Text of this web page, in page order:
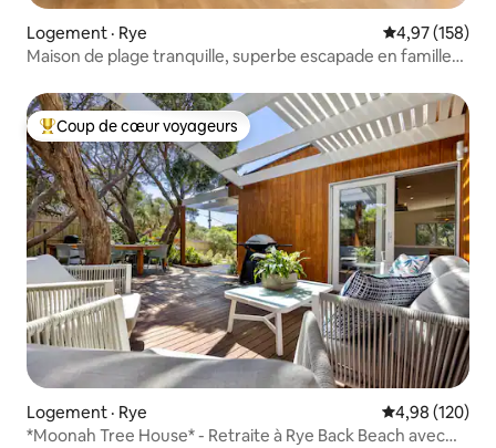
Logement · Rye Note
4,97 (158)
Maison de plage tranquille, superbe escapade en famille
Coup de cœur voyageurs parmi les plus aimés
Coup de cœur voyageurs
Logement · Rye Note
4,98 (120)
*Moonah Tree House* - Retraite à Rye Back Beach avec